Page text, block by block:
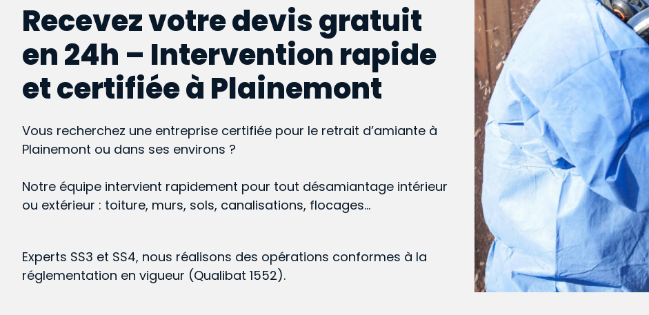
Recevez votre devis gratuit
en 24h – Intervention rapide
et certifiée à Plainemont
Vous recherchez une entreprise certifiée pour le retrait d’amiante à
Plainemont ou dans ses environs ?
Notre équipe intervient rapidement pour tout désamiantage intérieur
ou extérieur : toiture, murs, sols, canalisations, flocages…
Experts SS3 et SS4, nous réalisons des opérations conformes à la
réglementation en vigueur (Qualibat 1552).